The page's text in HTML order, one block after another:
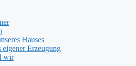
Hauses
eigener Erzeugung
wir